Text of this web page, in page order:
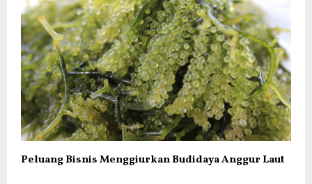
Peluang Bisnis Menggiurkan Budidaya Anggur Laut